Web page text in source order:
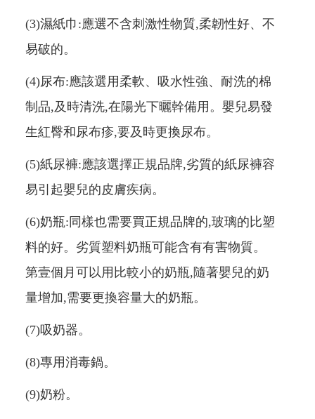
(3)濕紙巾:應選不含刺激性物質,柔韌性好、不
易破的。
(4)尿布:應該選用柔軟、吸水性強、耐洗的棉
制品,及時清洗,在陽光下曬幹備用。嬰兒易發
生紅臀和尿布疹,要及時更換尿布。
(5)紙尿褲:應該選擇正規品牌,劣質的紙尿褲容
易引起嬰兒的皮膚疾病。
(6)奶瓶:同樣也需要買正規品牌的,玻璃的比塑
料的好。劣質塑料奶瓶可能含有有害物質。
第壹個月可以用比較小的奶瓶,隨著嬰兒的奶
量增加,需要更換容量大的奶瓶。
(7)吸奶器。
(8)專用消毒鍋。
(9)奶粉。